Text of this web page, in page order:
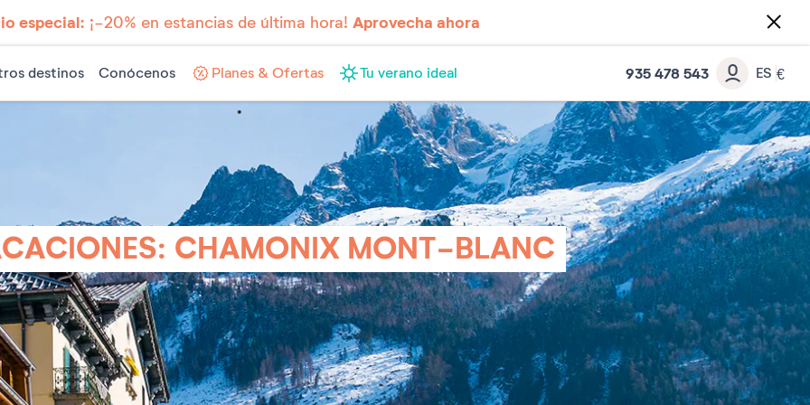
especial: ¡-20% en estancias de última hora! Aprovecha ahora
destinos Conócenos Planes & Ofertas Tu verano ideal 935 478 543 ES €
CHAMONIX MONT-BLANC